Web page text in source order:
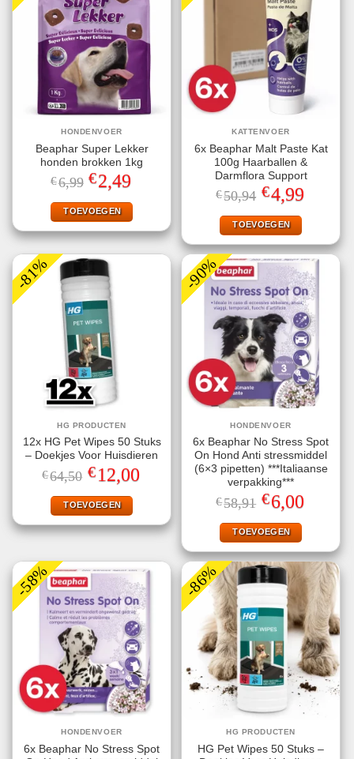
HONDENVOER
Beaphar Super Lekker
honden brokken 1kg
€6,99 Oorspronkelijke
prijs
was:
€6,99.
€2,49
is:
€2,49.
TOEVOEGEN
KATTENVOER
6x Beaphar Malt Paste Kat
100g Haarballen &
Darmflora Support
€50,94 Oorspronkelijke
prijs
was:
€50,94.
€4,99Huidige
prijs
TOEVOEGEN
-81%
HG PRODUCTEN
12x HG Pet Wipes 50 Stuks
– Doekjes Voor Huisdieren
€64,50 Oorspronkelijke
prijs
was:
€64,50.
€12,00Huidige
prijs
TOEVOEGEN
-90%
HONDENVOER
6x Beaphar No Stress Spot
On Hond Anti stressmiddel
(6×3 pipetten) ***Italiaanse
verpakking***
€58,91 Oorspronkelijke
prijs
was:
€58,91.
€6,00Huidige
prijs
TOEVOEGEN
-58%
HONDENVOER
6x Beaphar No Stress Spot
-86%
HG PRODUCTEN
HG Pet Wipes 50 Stuks –